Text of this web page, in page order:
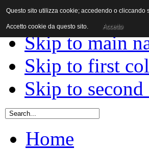
Skip to content
Skip to main
Skip to first
Skip to
Home
Questo sito utilizza cookie; accedendo o
Accetto cookie da questo sito. Accetto